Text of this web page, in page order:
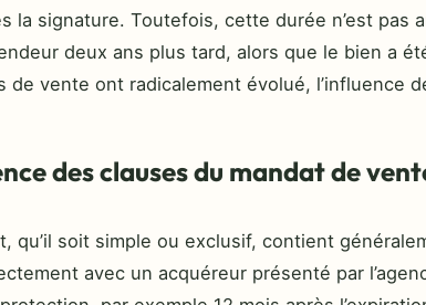
la signature. Toutefois, cette durée n’est pas
deux ans plus tard, alors que le bien a
de vente ont radicalement évolué, l’influence
des clauses du mandat de
qu’il soit simple ou exclusif, contient
avec un acquéreur présenté par